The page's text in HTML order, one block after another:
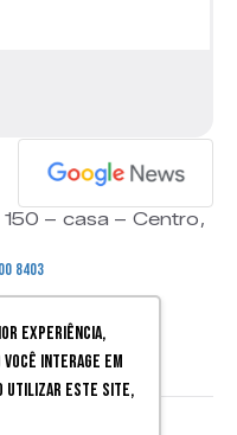
experiência,
interage em
utilizar este site,
150 – casa – Centro,
8403